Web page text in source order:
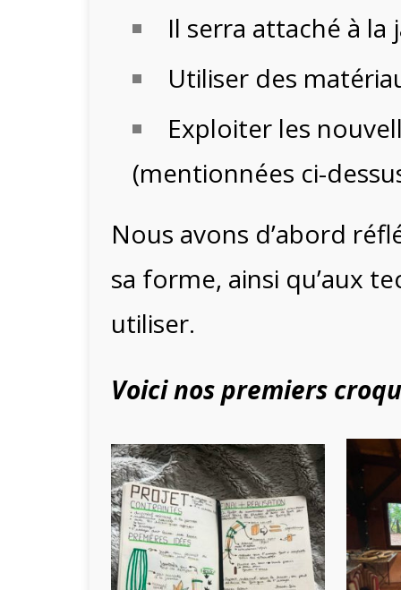
Il serra attaché à la
Utiliser des
Exploiter les
(mentionnées ci-
Nous avons d’abord
sa forme, ainsi qu’aux
utiliser.
Voici nos premiers